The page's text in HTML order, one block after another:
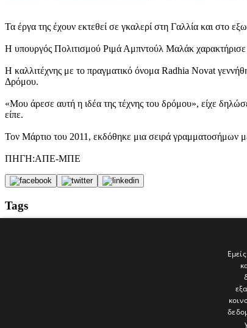
Τα έργα της έχουν εκτεθεί σε γκαλερί στη Γαλλία και στο
Η υπουργός Πολιτισμού Ριμά Αμπντούλ Μαλάκ χαρακτήρισε
Η καλλιτέχνης με το πραγματικό όνομα Radhia Novat
Δρόμου.
«Μου άρεσε αυτή η ιδέα της τέχνης του δρόμου», είχε
είπε.
Τον Μάρτιο του 2011, εκδόθηκε μια σειρά γραμματοσήμων
ΠΗΓΗ:ΑΠΕ-ΜΠΕ
Tags